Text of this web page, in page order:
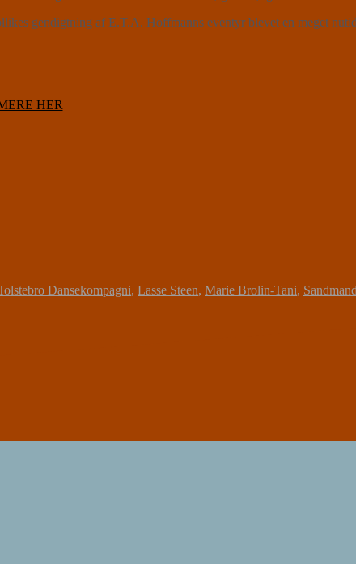
gendigtning af E.T.A. Hoffmanns eventyr blevet en meget
HER
Dansekompagni, Lasse Steen, Marie Brolin-Tani,